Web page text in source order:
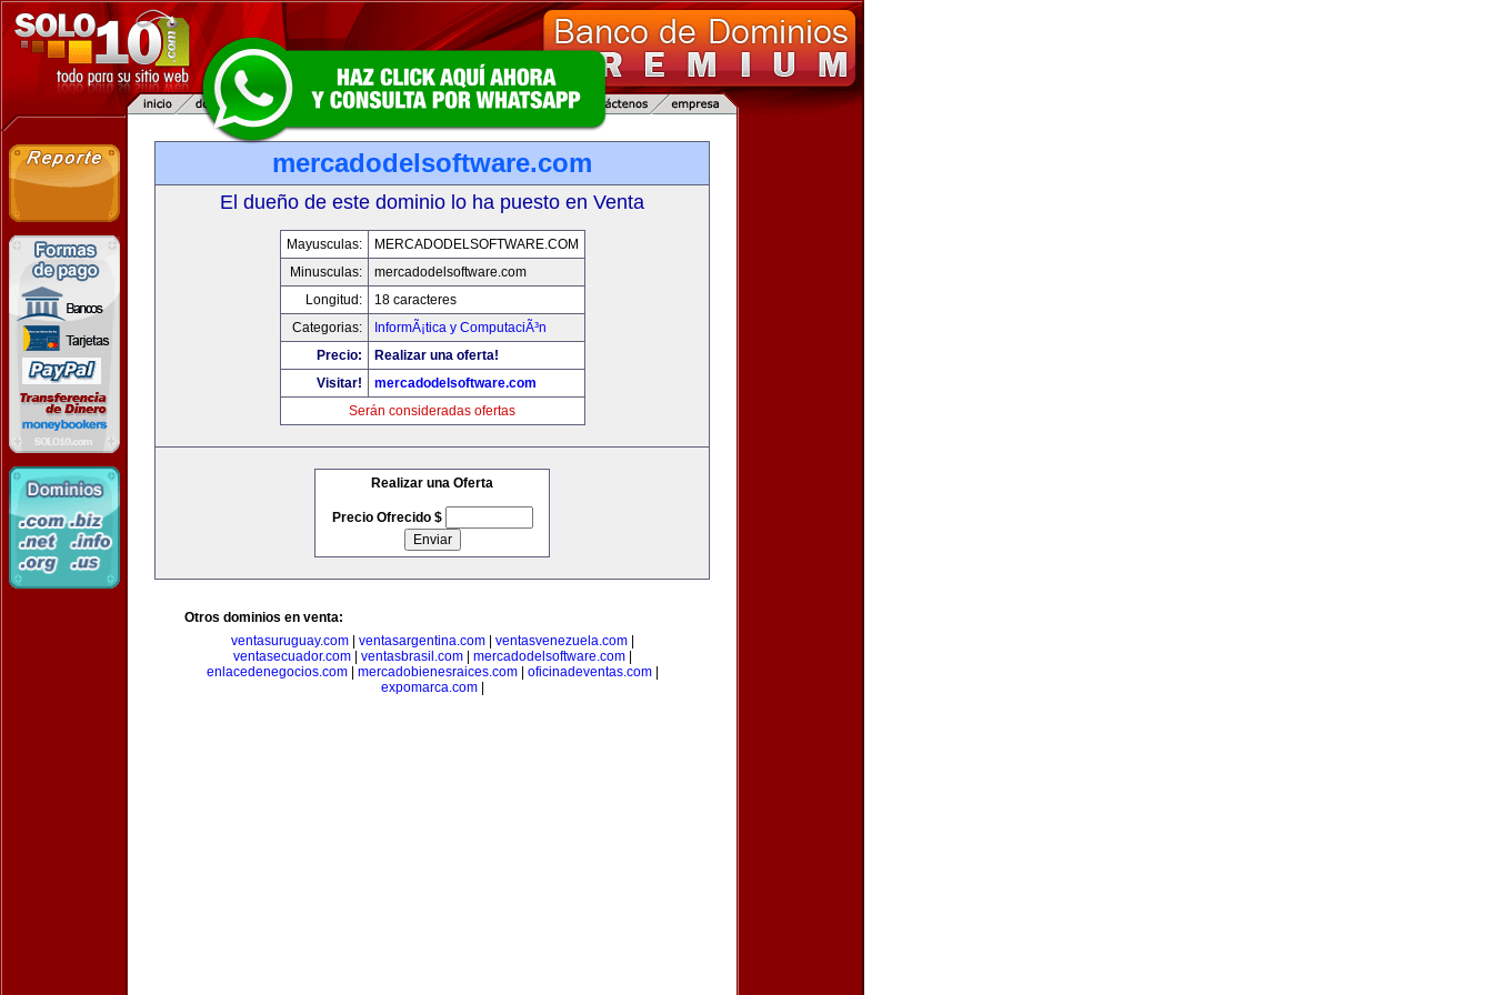
mercadodelsoftware.com
El dueño de este dominio lo ha puesto en Venta
Mayusculas:
MERCADODELSOFTWARE.COM
Minusculas:
mercadodelsoftware.com
Longitud:
18 caracteres
Categorias:
InformÃ¡tica y ComputaciÃ³n
Precio:
Realizar una oferta!
Visitar!
mercadodelsoftware.com
Serán consideradas ofertas
Realizar una Oferta
Precio Ofrecido $
Otros dominios en venta:
ventasuruguay.com| ventasargentina.com| ventasvenezuela.com|
ventasecuador.com| ventasbrasil.com| mercadodelsoftware.com|
enlacedenegocios.com| mercadobienesraices.com| oficinadeventas.com|
expomarca.com|